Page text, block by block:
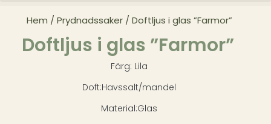
Hem / Prydnadssaker/ Doftljus i glas ”Farmor”
Doftljus i glas ”Farmor”
Färg: Lila
Doft:Havssalt/mandel
Material:Glas